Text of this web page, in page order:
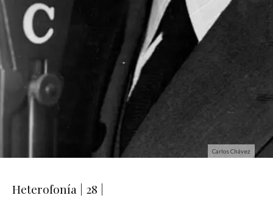
Carlos Chávez
Heterofonía | 28 |